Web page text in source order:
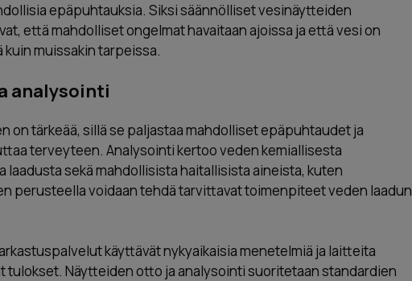
epäpuhtauksia. Siksi säännölliset vesinäytteiden
että mahdolliset ongelmat havaitaan ajoissa ja että vesi on
muissakin tarpeissa.
analysointi
on tärkeää, sillä se paljastaa mahdolliset epäpuhtaudet ja
terveyteen. Analysointi kertoo veden kemiallisesta
sekä mahdollisista haitallisista aineista, kuten
perusteella voidaan tehdä tarvittavat toimenpiteet veden laadun
käyttävät nykyaikaisia menetelmiä ja laitteita
tulokset. Näytteiden otto ja analysointi suoritetaan standardien